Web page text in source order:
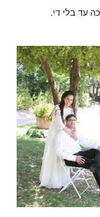
עד בלי די.